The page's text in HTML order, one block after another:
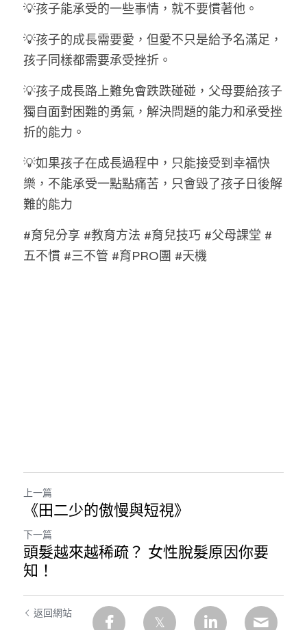
💡孩子能承受的一些事情，就不要慣著他。
💡孩子的成長需要愛，但愛不只是給予名滿足，
孩子同樣都需要承受挫折。
💡孩子成長路上難免會跌跌碰碰，父母要給孩子
獨自面對困難的勇氣，解決問題的能力和承受挫
折的能力。
💡如果孩子在成長過程中，只能接受到幸福快
樂，不能承受一點點痛苦，只會毀了孩子日後解
難的能力
#育兒分享 #教育方法 #育兒技巧 #父母課堂 #
五不慣 #三不管 #育PRO團 #天機
上一篇
《田二少的傲慢與短視》
下一篇
頭髮越來越稀疏？ 女性脫髮原因你要
知！
返回網站